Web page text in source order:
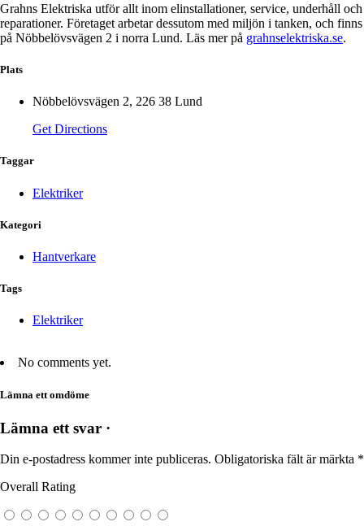
Grahns Elektriska utför allt inom elinstallationer, service, underhåll och
reparationer. Företaget arbetar dessutom med miljön i tanken, och finns
på Nöbbelövsvägen 2 i norra Lund. Läs mer på grahnselektriska.se.
Plats
Nöbbelövsvägen 2, 226 38 Lund
Get Directions
Taggar
Elektriker
Kategori
Hantverkare
Tags
Elektriker
No comments yet.
Lämna ett omdöme
Lämna ett svar ·
Din e-postadress kommer inte publiceras. Obligatoriska fält är märkta *
Overall Rating